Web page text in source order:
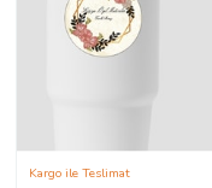
Kargo ile Teslimat